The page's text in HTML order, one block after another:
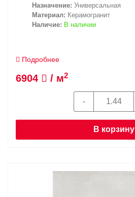
Назначение: Универсальная
Материал: Керамогранит
Наличие: В наличии
Подробнее
6904 / м2
В корзину